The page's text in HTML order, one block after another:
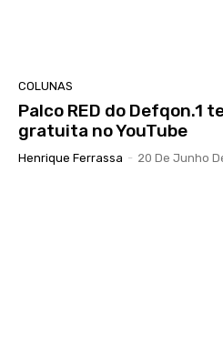
COLUNAS
Palco RED do Defqon.1
gratuita no YouTube
Henrique Ferrassa - 20 De Junho